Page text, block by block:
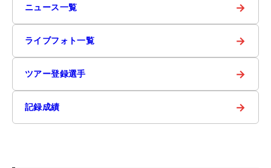
ニュース一覧 →
ライブフォト一覧 →
ツアー登録選手 →
記録成績 →